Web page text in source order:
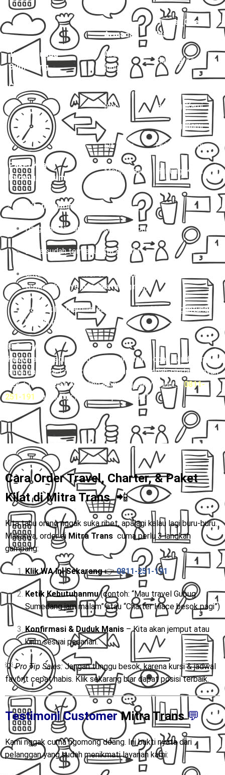
Layanan
Jenis
Armada
Harga (One
Way)
Travel Gubug –
Sumedang
Avanza /
Innova
Hubungi Kami
Charter Mobil Drop Off
Innova Hubungi Kami
Hiace Hubungi Kami
Elf Long Hubungi Kami
Paket Kilat
Barang/Dokumen
Mobil Travel Hubungi Kami
📌 Catatan Penting:
Harga di atas untuk sekali jalan (one way).
Biaya sudah termasuk tol & BBM.
Untuk charter, driver sudah termasuk, tapi belum
termasuk biaya inap (jika menginap).
Paket kilat memiliki estimasi waktu kirim tergantung
kondisi lalu lintas.
💬Story:
“Kalau harga segini kamu masih mikir-mikir, coba bandingin
sama biaya ribet naik transport umum + pindah-pindah + nyari
ojek + risiko telat. Mending langsung klik WA ini 👉
0811-
251-191
dan duduk manis sampai tujuan.”
Cara Order Travel, Charter, & Paket
Kilat diMitra Trans📲
Kita tahu orang nggak suka ribet, apalagi kalau lagi buru-buru.
Makanya, order di Mitra Trans cuma perlu 3 langkah
gampang:
Klik WA Ini Sekarang👉0811-251-191
Ketik Kebutuhanmu(contoh: “Mau travel Gubug
Sumedang jam malam” atau “Charter Hiace besok pagi”)
Konfirmasi & Duduk Manis – Kita akan jemput atau
kirim sesuai pesanan.
💡Pro Tip Sales:Jangan tunggu besok, karena kursi & jadwal
favorit cepat habis. Klik sekarang biar dapat posisi terbaik.
Testimoni CustomerMitra Trans💬
Kami nggak cuma ngomong doang. Ini bukti nyata dari
pelanggan yang sudah menikmati layanan kami: